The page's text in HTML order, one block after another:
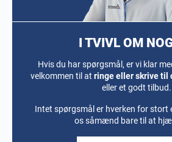
SE MERE
TAASTRUP SELF STORAGE
(4,5) Google-
I TVIVL OM
Hvis du har spørgsmål, er vi klar
velkommen til at ringe eller skrive til
eller et godt tilbud.
Intet spørgsmål er hverken for stort
os såmænd bare til at